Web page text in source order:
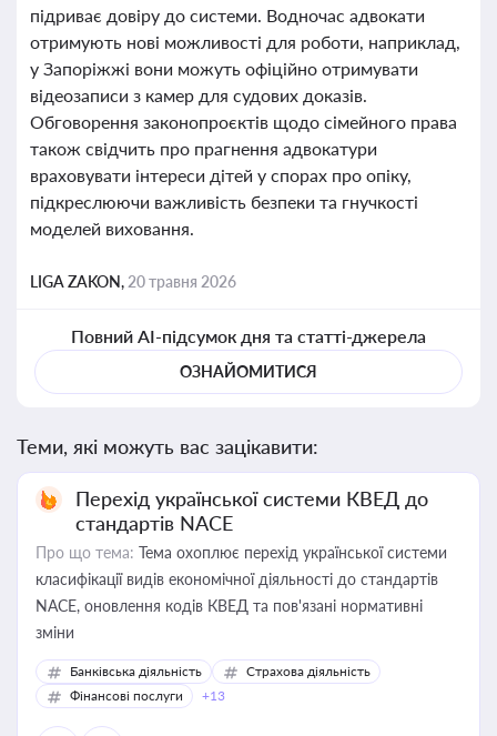
підриває довіру до системи. Водночас адвокати
отримують нові можливості для роботи, наприклад,
у Запоріжжі вони можуть офіційно отримувати
відеозаписи з камер для судових доказів.
Обговорення законопроєктів щодо сімейного права
також свідчить про прагнення адвокатури
враховувати інтереси дітей у спорах про опіку,
підкреслюючи важливість безпеки та гнучкості
моделей виховання.
LIGA ZAKON, 20 травня 2026
Повний AI-підсумок дня та статті-джерела
ОЗНАЙОМИТИСЯ
Теми, які можуть вас зацікавити:
Перехід української системи КВЕД до
стандартів NACE
Про що тема: Тема охоплює перехід української системи
класифікації видів економічної діяльності до стандартів
NACE, оновлення кодів КВЕД та пов'язані нормативні
зміни
Банківська діяльність
Страхова діяльність
Фінансові послуги
+13